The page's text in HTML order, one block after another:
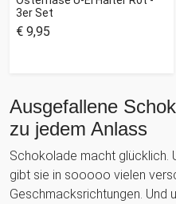
3er Set
€ 9,95
Ausgefallene
zu jedem Anlass
Schokolade macht glücklich.
gibt sie in sooooo vielen
Geschmacksrichtungen. Und